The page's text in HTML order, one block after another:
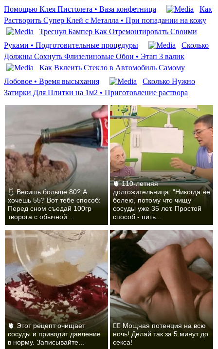
Помощью Клея Пистолета • Ваза конфетница
Как
Растворить Супер Клей с Металла • При попадании на кожу
Треснул Бампер Как Отремонтировать Своими
Руками • Подготовительные процедуры
Сколько
Должны Сохнуть Флизелиновые Обои • Этап 3 валик
Как Вклеить Стекло в Автомобиль Самому
Лобовое • Время высыхания
Сколько Нужно
Затирки Для Плитки на 1м2 • Приготовление раствора
🩱 Весишь больше 80? А
хочешь 55? Вот тебе способ:
Перед сном съедай 100гр
творога с обычной...
🫀 110-летняя
долгожительница: "Никогда не
болею, потому что чищу
сосуды уже 35 лет. Простой
способ - пить...
🫀 Этот рецепт очищает
сосуды и приводит давление
в норму. Записывайте...
❤️‍🔥 Мощная потенция на всю
ночь! Делай так за 5 минут до
секса!